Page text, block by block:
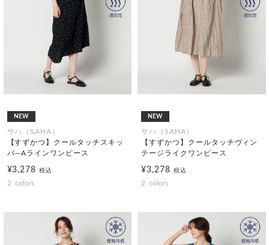
NEW
サハ（SAHA）
【すずかつ】クールタッチスキッ
パ―Aラインワンピース
¥3,278税込
2 colors
NEW
サハ（SAHA）
【すずかつ】クールタッチヴィン
テージライクワンピース
¥3,278 税込
2 colors